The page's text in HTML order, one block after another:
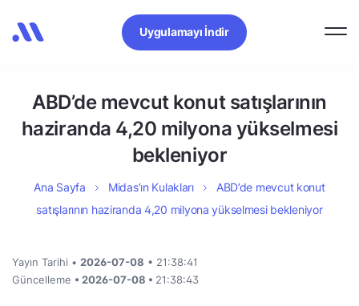
Uygulamayı İndir
ABD’de mevcut konut satışlarının
haziranda 4,20 milyona yükselmesi
bekleniyor
Ana Sayfa Midas’ın Kulakları
ABD’de mevcut konut
satışlarının haziranda 4,20 milyona yükselmesi bekleniyor
Yayın Tarihi • 2026-07-08 • 21:38:41
Güncelleme • 2026-07-08 • 21:38:43